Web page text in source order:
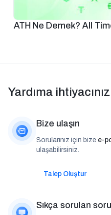
ATH Ne Demek? All
Yardıma
Bize ulaşın
Sorularınız için bize e-
ulaşabilirsiniz.
Talep Oluştur
Sıkça sorulan